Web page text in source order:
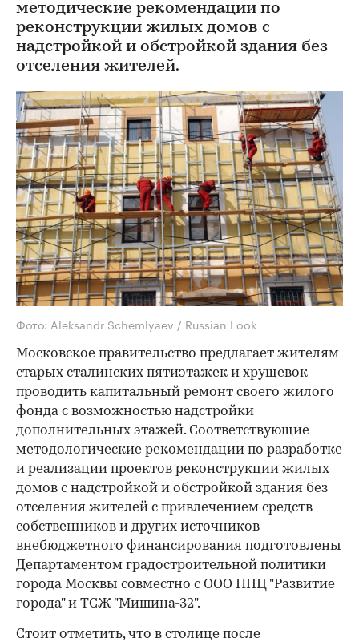
методические рекомендации по
реконструкции жилых домов с
надстройкой и обстройкой здания без
отселения жителей.
Фото: Aleksandr Schemlyaev / Russian Look
Московское правительство предлагает жителям
старых сталинских пятиэтажек и хрущевок
проводить капитальный ремонт своего жилого
фонда с возможностью надстройки
дополнительных этажей. Соответствующие
методологические рекомендации по разработке
и реализации проектов реконструкции жилых
домов с надстройкой и обстройкой здания без
отселения жителей с привлечением средств
собственников и других источников
внебюджетного финансирования подготовлены
Департаментом градостроительной политики
города Москвы совместно с ООО НПЦ "Развитие
города" и ТСЖ "Мишина-32".
Стоит отметить, что в столице после